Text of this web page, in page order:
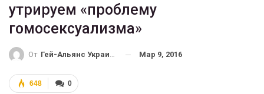
утрируем «проблему
гомосексуализма»
От Гей-Альянс Украина Мар 9, 2016
0
648